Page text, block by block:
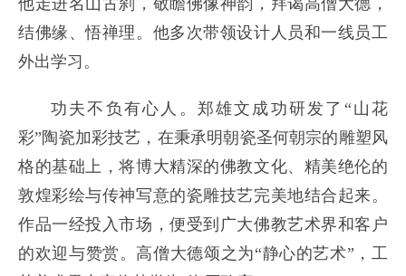
他走进名山古刹，敬瞻佛像神韵，拜谒高僧大德，
结佛缘、悟禅理。他多次带领设计人员和一线员工
外出学习。
功夫不负有心人。郑雄文成功研发了“山花
彩”陶瓷加彩技艺，在秉承明朝瓷圣何朝宗的雕塑风
格的基础上，将博大精深的佛教文化、精美绝伦的
敦煌彩绘与传神写意的瓷雕技艺完美地结合起来。
作品一经投入市场，便受到广大佛教艺术界和客户
的欢迎与赞赏。高僧大德颂之为“静心的艺术”，工